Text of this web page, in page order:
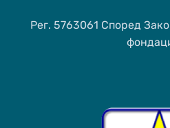
Рег. 5763061 Според